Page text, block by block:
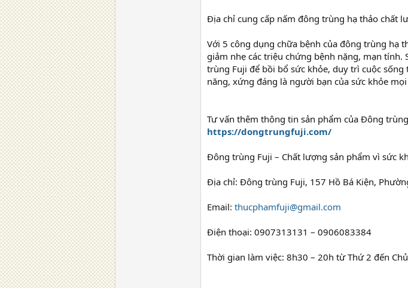
Địa chỉ cung cấp nấm đông trùng hạ thảo chất
Với 5 công dụng chữa bệnh của đông trùng hạ
giảm nhẹ các triệu chứng bệnh nặng, mạn
trùng Fuji để bồi bổ sức khỏe, duy trì cuộc
năng, xứng đáng là người bạn của sức khỏe
Tư vấn thêm thông tin sản phẩm của Đông
https://dongtrungfuji.com/
Đông trùng Fuji – Chất lượng sản phẩm vì sức
Địa chỉ: Đông trùng Fuji, 157 Hồ Bá Kiện,
Email: thucphamfuji@gmail.com
Điện thoại: 0907313131 – 0906083384
Thời gian làm việc: 8h30 – 20h từ Thứ 2 đến